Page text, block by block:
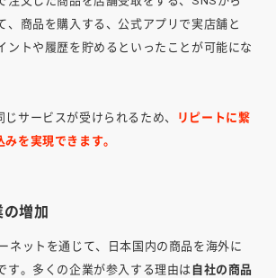
、商品を購入する、公式アプリで実店舗と
ントや履歴を貯めるといったことが可能にな
サービスが受けられるため、
リピートに繋
を実現できます。
増加
ネットを通じて、日本国内の商品を海外に
す。多くの企業が参入する理由は 自社の商品